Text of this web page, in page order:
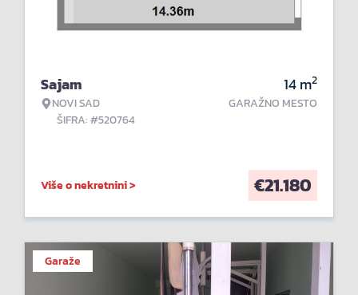
Sajam
NOVI SAD
ŠIFRA: #520764
14m2
GARAŽNO MESTO
Više o nekretnini > €21.180
Garaže